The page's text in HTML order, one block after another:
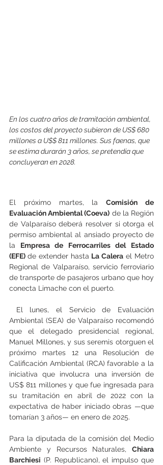
En los cuatro años de tramitación ambiental,
los costos del proyecto subieron de US$ 680
millones a U$$ 811 millones. Sus faenas, que
se estima durarán 3 años, se pretendía que
concluyeran en 2028.
El próximo martes, la Comisión de
Evaluación Ambiental (Coeva) de la Región
de Valparaíso deberá resolver si otorga el
permiso ambiental al ansiado proyecto de
la Empresa de Ferrocarriles del Estado
(EFE) de extender hasta La Calera el Metro
Regional de Valparaíso, servicio ferroviario
de transporte de pasajeros urbano que hoy
conecta Limache con el puerto.
Ambiental (SEA) de Valparaíso recomendó
que el delegado presidencial regional,
Manuel Millones, y sus seremis otorguen el
próximo martes 12 una Resolución de
Calificación Ambiental (RCA) favorable a la
iniciativa que involucra una inversión de
US$ 811 millones y que fue ingresada para
su tramitación en abril de 2022 con la
expectativa de haber iniciado obras —que
tomarían 3 años— en enero de 2025.
Para la diputada de la comisión del Medio
Ambiente y Recursos Naturales, Chiara
Barchiesi (P. Republicano), el impulso que